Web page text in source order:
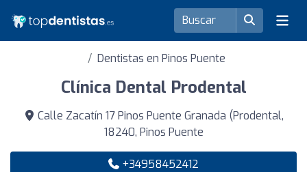
Dentistas en Pinos Puente
Clínica Dental Prodental
Calle Zacatín 17 Pinos Puente Granada (Prodental,
18240, Pinos Puente
+34958452412